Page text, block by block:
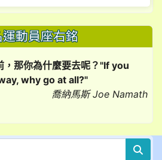
運動員座右銘
，那你為什麼要去呢？"If you
why go at all?"
喬納馬斯 Joe Namath